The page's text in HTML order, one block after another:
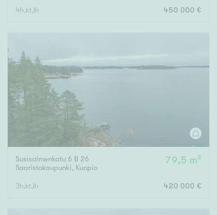
4h,kt,lh 450 000 €
Susisalmenkatu 6 B 26
Saaristokaupunki, Kuopio
79,5 m²
3h,kt,lh 420 000 €